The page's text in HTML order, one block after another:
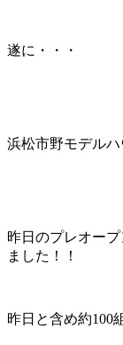
遂に・・・
浜松市野モデル
昨日のプレオー
ました！！
昨日と含め約100